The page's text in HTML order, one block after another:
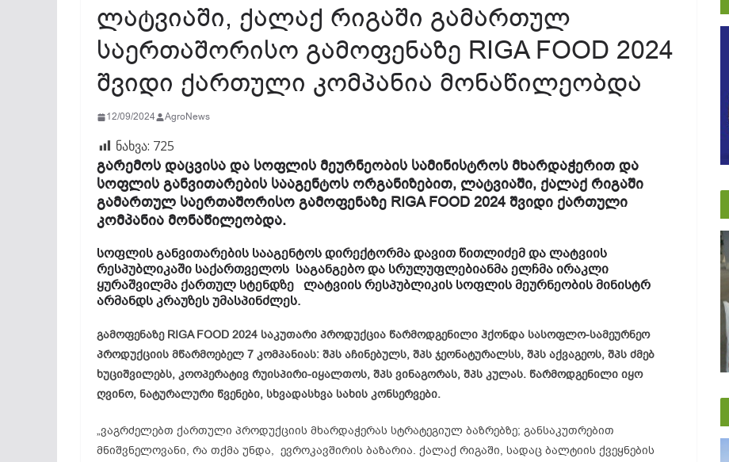
ლატვიაში, ქალაქ რიგაში გამართულ
საერთაშორისო გამოფენაზე RIGA FOOD 2024
შვიდი ქართული კომპანია მონაწილეობდა
12/09/2024 AgroNews
ნახვა: 725
გარემოს დაცვისა და სოფლის მეურნეობის სამინისტროს მხარდაჭერით და
სოფლის განვითარების სააგენტოს ორგანიზებით, ლატვიაში, ქალაქ რიგაში
გამართულ საერთაშორისო გამოფენაზე RIGA FOOD 2024 შვიდი ქართული
კომპანია მონაწილეობდა.
სოფლის განვითარების სააგენტოს დირექტორმა დავით წითლიძემ და ლატვიის
რესპუბლიკაში საქართველოს საგანგებო და სრულუფლებიანმა ელჩმა ირაკლი
ყურაშვილმა ქართულ სტენდზე ლატვიის რესპუბლიკის სოფლის მეურნეობის მინისტრ
არმანდს კრაუზეს უმასპინძლეს.
გამოფენაზე RIGA FOOD 2024 საკუთარი პროდუქცია წარმოდგენილი ჰქონდა სასოფლო-სამეურნეო
პროდუქციის მწარმოებელ 7 კომპანიას: შპს აჩინებულს, შპს ჯეონატურალსს, შპს აქვაგეოს, შპს ძმებ
ხუციშვილებს, კოოპერატივ რუისპირი-იყალთოს, შპს ვინაგორას, შპს კულას. წარმოდგენილი იყო
ღვინო, ნატურალური წვენები, სხვადასხვა სახის კონსერვები.
„ვაგრძელებთ ქართული პროდუქციის მხარდაჭერას სტრატეგიულ ბაზრებზე; განსაკუთრებით
მნიშვნელოვანი, რა თქმა უნდა, ევროკავშირის ბაზარია. ქალაქ რიგაში, სადაც ბალტიის ქვეყნების